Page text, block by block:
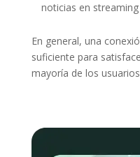
noticias en streaming
En general, una
suficiente para
mayoría de los